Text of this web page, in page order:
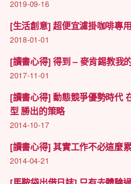
2019-09-16
[生活創意] 超便宜濾掛咖啡專
2018-01-01
[讀書心得] 得到 – 麥肯錫教我
2017-11-01
[讀書心得] 動態競爭優勢時代
型 勝出的策略
2014-10-17
[讀書心得] 其實工作不必這麼累
2014-04-21